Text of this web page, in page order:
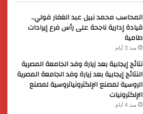
المحاسب محمد نبيل عبد الغفار فولي..
قيادة إدارية ناجحة على رأس فرع إيرادات
طامية
منذ 3 أيام
نتائج إيجابية بعد زيارة وفد الجامعة المصرية
النتائج إيجابية بعد زيارة وفد الجامعة المصرية
الروسية لمصنع الإلكترونياتروسية لمصنع
الإلكترونيات
منذ 4 أيام